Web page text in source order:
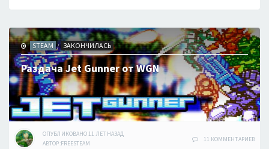
STEAM / ЗАКОНЧИЛАСЬ
Раздача Jet Gunner от WGN
ОПУБЛИКОВАНО 11 ЛЕТНАЗАД
АВТОР:FREESTEAM
11 КОММЕНТАРИЕВ